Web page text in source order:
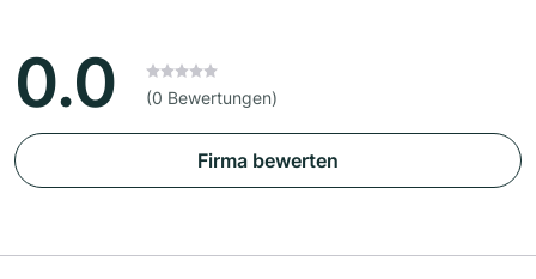
0.0 (0 Bewertungen)
Firma bewerten